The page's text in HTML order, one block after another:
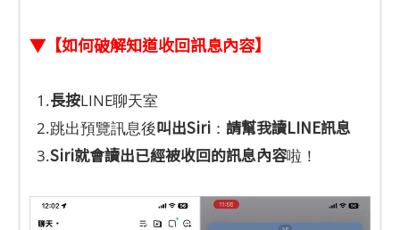
▼【如何破解知道收回訊息內容】
1.長按LINE聊天室
2.跳出預覽訊息後叫出Siri ： 請幫我讀LINE訊息
3.Siri就會讀出已經被收回的訊息內容啦！